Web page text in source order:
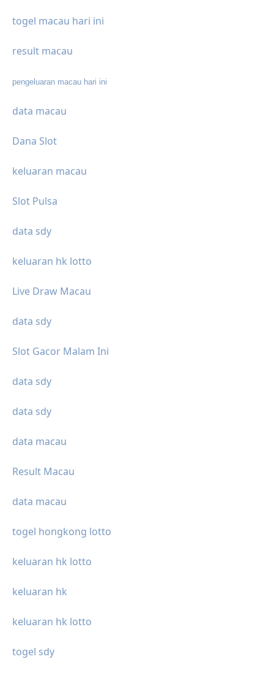
togel macau hari ini
result macau
pengeluaran macau hari ini
data macau
Dana Slot
keluaran macau
Slot Pulsa
data sdy
keluaran hk lotto
Live Draw Macau
data sdy
Slot Gacor Malam Ini
data sdy
data sdy
data macau
Result Macau
data macau
togel hongkong lotto
keluaran hk lotto
keluaran hk
keluaran hk lotto
togel sdy